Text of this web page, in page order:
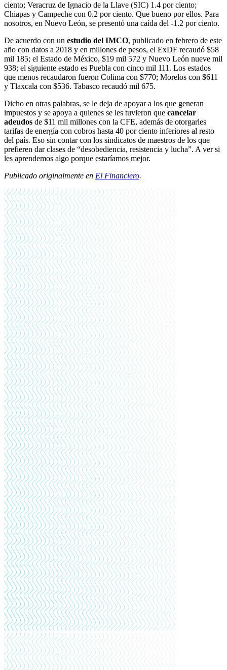
ciento; Veracruz de Ignacio de la Llave (SIC) 1.4 por ciento;
Chiapas y Campeche con 0.2 por ciento. Que bueno por ellos. Para
nosotros, en Nuevo León, se presentó una caída del -1.2 por ciento.
De acuerdo con un estudio del IMCO, publicado en febrero de este
año con datos a 2018 y en millones de pesos, el ExDF recaudó $58
mil 185; el Estado de México, $19 mil 572 y Nuevo León nueve mil
938; el siguiente estado es Puebla con cinco mil 111. Los estados
que menos recaudaron fueron Colima con $770; Morelos con $611
y Tlaxcala con $536. Tabasco recaudó mil 675.
Dicho en otras palabras, se le deja de apoyar a los que generan
impuestos y se apoya a quienes se les tuvieron que cancelar
adeudos de $11 mil millones con la CFE, además de otorgarles
tarifas de energía con cobros hasta 40 por ciento inferiores al resto
del país. Eso sin contar con los sindicatos de maestros de los que
prefieren dar clases de “desobediencia, resistencia y lucha”. A ver si
les aprendemos algo porque estaríamos mejor.
Publicado originalmente en El Financiero.